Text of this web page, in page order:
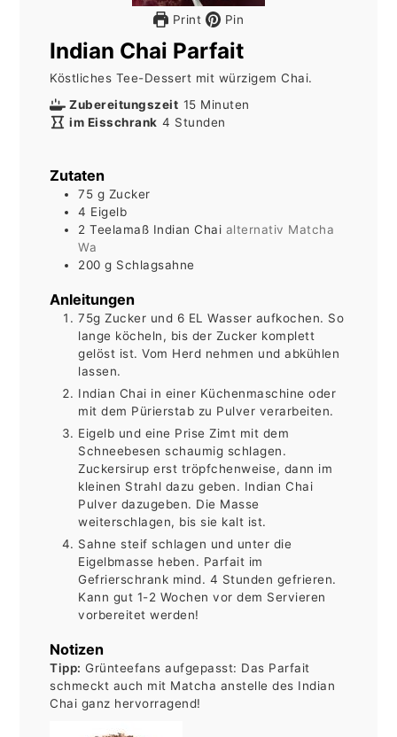
Print Pin
Indian Chai Parfait
Köstliches Tee-Dessert mit würzigem Chai.
Zubereitungszeit 15Minuten
Minuten
im Eisschrank 4 Stunden
Stunden
Zutaten
75 g Zucker
4 Eigelb
2 Teelamaß Indian Chai alternativ Matcha
Wa
200 g Schlagsahne
Anleitungen
75g Zucker und 6 EL Wasser aufkochen. So
lange köcheln, bis der Zucker komplett
gelöst ist. Vom Herd nehmen und abkühlen
lassen.
Indian Chai in einer Küchenmaschine oder
mit dem Pürierstab zu Pulver verarbeiten.
Eigelb und eine Prise Zimt mit dem
Schneebesen schaumig schlagen.
Zuckersirup erst tröpfchenweise, dann im
kleinen Strahl dazu geben. Indian Chai
Pulver dazugeben. Die Masse
weiterschlagen, bis sie kalt ist.
Sahne steif schlagen und unter die
Eigelbmasse heben. Parfait im
Gefrierschrank mind. 4 Stunden gefrieren.
Kann gut 1-2 Wochen vor dem Servieren
vorbereitet werden!
Notizen
Tipp: Grünteefans aufgepasst: Das Parfait
schmeckt auch mit Matcha anstelle des Indian
Chai ganz hervorragend!